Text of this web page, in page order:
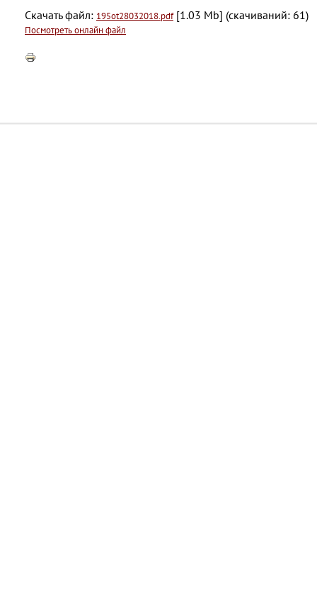
Скачать файл: 195ot28032018.pdf[1.03 Mb] (cкачиваний: 61)
Посмотреть онлайн файл